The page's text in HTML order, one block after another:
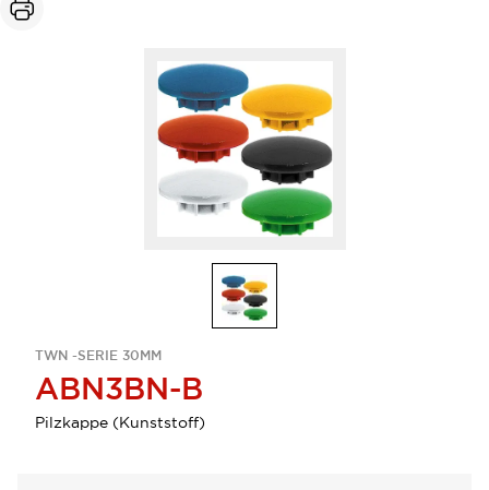
TWN -SERIE 30MM
ABN3BN-B
Pilzkappe (Kunststoff)